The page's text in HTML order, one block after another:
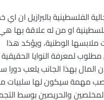
الفلسطينية بالبرازيل ان
او من له علاقة بها
الوطنية، ويؤكد هذا
مطلوب لمعرفة النوايا
المال بهذا الجانب يلعب دورا
مهمة سيكون لها سلبيات
والحريصين بوسط